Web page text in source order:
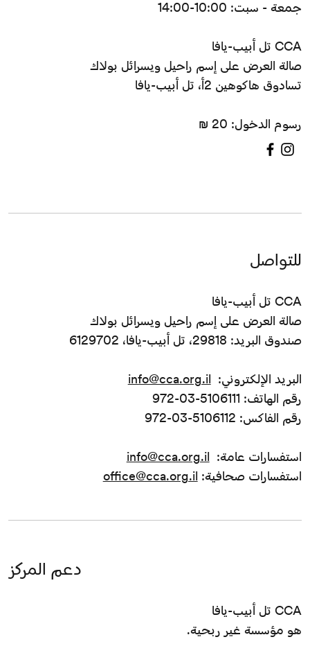
جمعة - سبت: 10:00-14:00
CCA تل أبيب-يافا
صالة العرض على إسم راحيل ويسرائل بولاك
تسادوق هاكوهين 2أ، تل أبيب-يافا
رسوم الدخول: 20 ₪
للتواصل
CCA تل أبيب-يافا
صالة العرض على إسم راحيل ويسرائل بولاك
صندوق البريد: 29818، تل أبيب-يافا، 6129702
البريد الإلكتروني: info@cca.org.il
رقم الهاتف: 5106111-03-972
رقم الفاكس: 5106112-03-972
استفسارات عامة: info@cca.org.il
استفسارات صحافية: office@cca.org.il
دعم المركز
CCA تل أبيب-يافا
هو مؤسسة غير ربحية.